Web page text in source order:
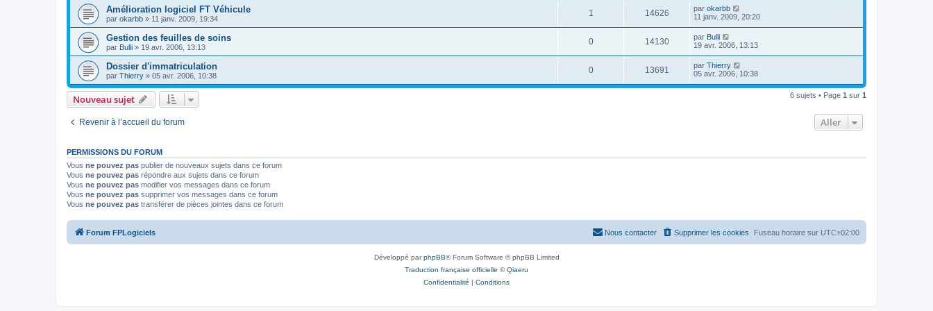
Amélioration logiciel FT Véhicule
par okarbb » 11 janv. 2009, 19:34
1 14626 par okarbb
11 janv. 2009, 20:20
Gestion des feuilles de soins
par Bulli » 19 avr. 2006, 13:13
0 14130 par Bulli
19 avr. 2006, 13:13
Dossier d'immatriculation
par Thierry » 05 avr. 2006, 10:38
0 13691 par Thierry
05 avr. 2006, 10:38
Nouveau sujet 6 sujets • Page 1 sur 1
Revenir à l’accueil du forum Aller
PERMISSIONS DU FORUM
Vous ne pouvez pas publier de nouveaux sujets dans ce forum
Vous ne pouvez pas répondre aux sujets dans ce forum
Vous ne pouvez pas modifier vos messages dans ce forum
Vous ne pouvez pas supprimer vos messages dans ce forum
Vous ne pouvez pas transférer de pièces jointes dans ce forum
Forum FPLogiciels Fuseau horaire sur UTC+02:00
Supprimer les cookies
Nous contacter
Développé parphpBB® Forum Software © phpBB Limited
Traduction française officielle ©Qiaeru
Confidentialité | Conditions